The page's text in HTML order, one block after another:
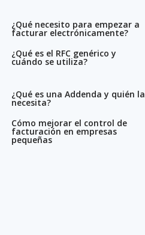
¿Qué necesito para empezar a
facturar electrónicamente?
¿Qué es el RFC genérico y
cuándo se utiliza?
¿Qué es una Addenda y quién la
necesita?
Cómo mejorar el control de
facturación en empresas
pequeñas